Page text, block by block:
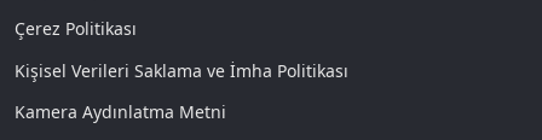
Çerez Politikası
Kişisel Verileri Saklama ve İmha Politikası
Kamera Aydınlatma Metni